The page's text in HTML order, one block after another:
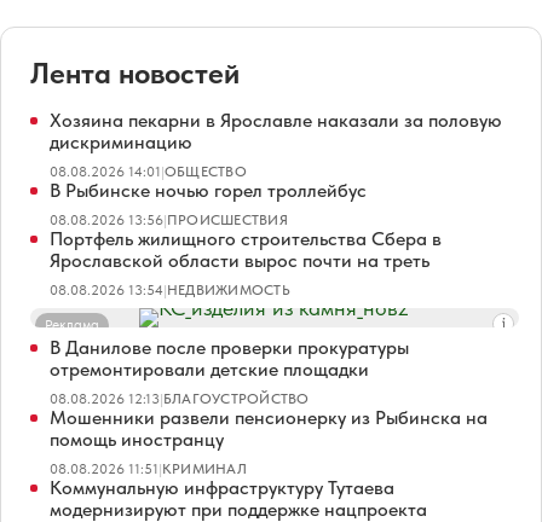
Лента новостей
Хозяина пекарни в Ярославле наказали за половую
дискриминацию
08.08.2026 14:01|ОБЩЕСТВО
В Рыбинске ночью горел троллейбус
08.08.2026 13:56|ПРОИСШЕСТВИЯ
Портфель жилищного строительства Сбера в
Ярославской области вырос почти на треть
08.08.2026 13:54|НЕДВИЖИМОСТЬ
Реклама
В Данилове после проверки прокуратуры
отремонтировали детские площадки
08.08.2026 12:13|БЛАГОУСТРОЙСТВО
Мошенники развели пенсионерку из Рыбинска на
помощь иностранцу
08.08.2026 11:51|КРИМИНАЛ
Коммунальную инфраструктуру Тутаева
модернизируют при поддержке нацпроекта